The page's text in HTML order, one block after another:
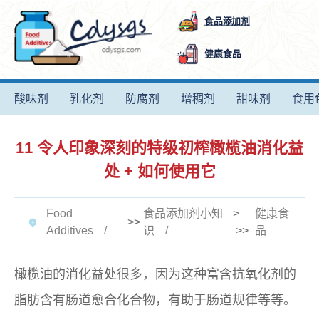
食品添加剂
健康食品
酸味剂 乳化剂 防腐剂 增稠剂 甜味剂 食用
11 令人印象深刻的特级初榨橄榄油消化益
处 + 如何使用它
Food
Additives
>>
食品添加剂小知
识
>
>>
健康食
品
橄榄油的消化益处很多，因为这种富含抗氧化剂的
脂肪含有肠道愈合化合物，有助于肠道规律等等。